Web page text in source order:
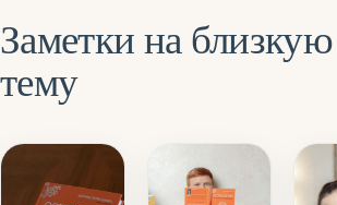
Заметки на близкую
тему